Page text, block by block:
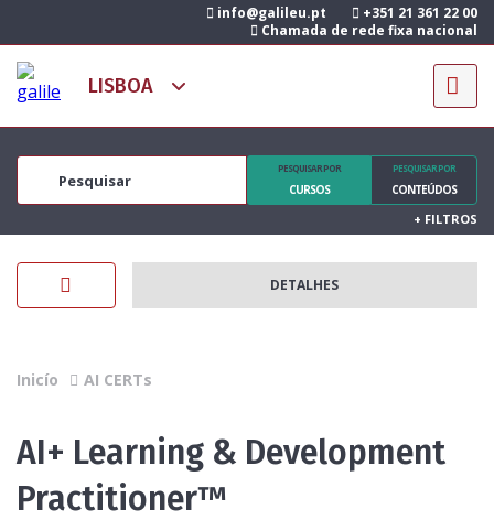
info@galileu.pt
+351 21 361 22 00
Chamada de rede fixa nacional
PESQUISAR POR
CURSOS
PESQUISAR POR
CONTEÚDOS
+ FILTROS
DETALHES
Inicío AI CERTs
AI+ Learning & Development
Practitioner™